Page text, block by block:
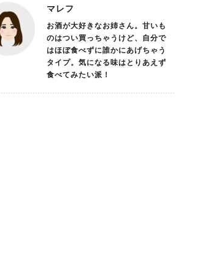
マレフ
お酒が大好きなお姉さん。甘いも
のはつい買っちゃうけど、自分で
はほぼ食べずに誰かにあげちゃう
タイプ。気になる味はとりあえず
食べてみたい派！